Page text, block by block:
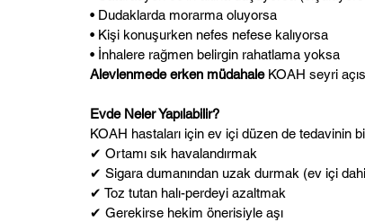
• Dudaklarda morarma oluyorsa
• Kişi konuşurken nefes nefese kalıyorsa
• İnhalere rağmen belirgin rahatlama yoksa
Alevlenmede erken müdahale KOAH seyri
Evde Neler Yapılabilir?
KOAH hastaları için ev içi düzen de tedavinin
✔ Ortamı sık havalandırmak
✔ Sigara dumanından uzak durmak (ev içi
✔ Toz tutan halı-perdeyi azaltmak
✔ Gerekirse hekim önerisiyle aşı